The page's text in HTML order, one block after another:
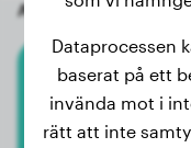
Andra slumpmässiga
Dataprocessen
baserat på ett
invända mot i
rätt att inte